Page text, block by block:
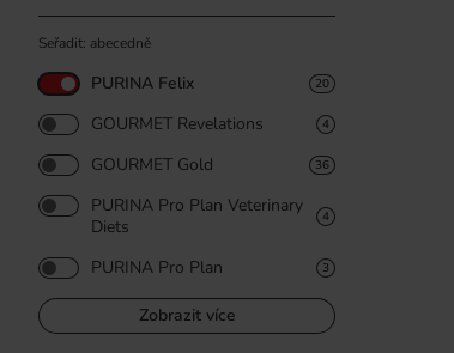
Seřadit: abecedně
PURINA Felix 20
GOURMET Revelations 4
GOURMET Gold 36
PURINA Pro Plan Veterinary
Diets
4
PURINA Pro Plan 3
Zobrazit více